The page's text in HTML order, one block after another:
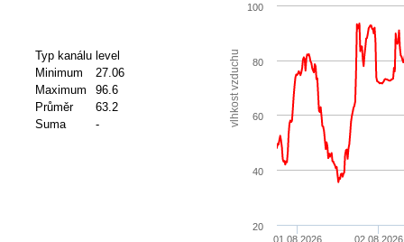
Typ kanálu level
Minimum
27.06
Maximum
96.6
Průměr
63.2
Suma
- vlhkost vzduchu
01.08.2026
02.08.2026
20
40
60
80
100